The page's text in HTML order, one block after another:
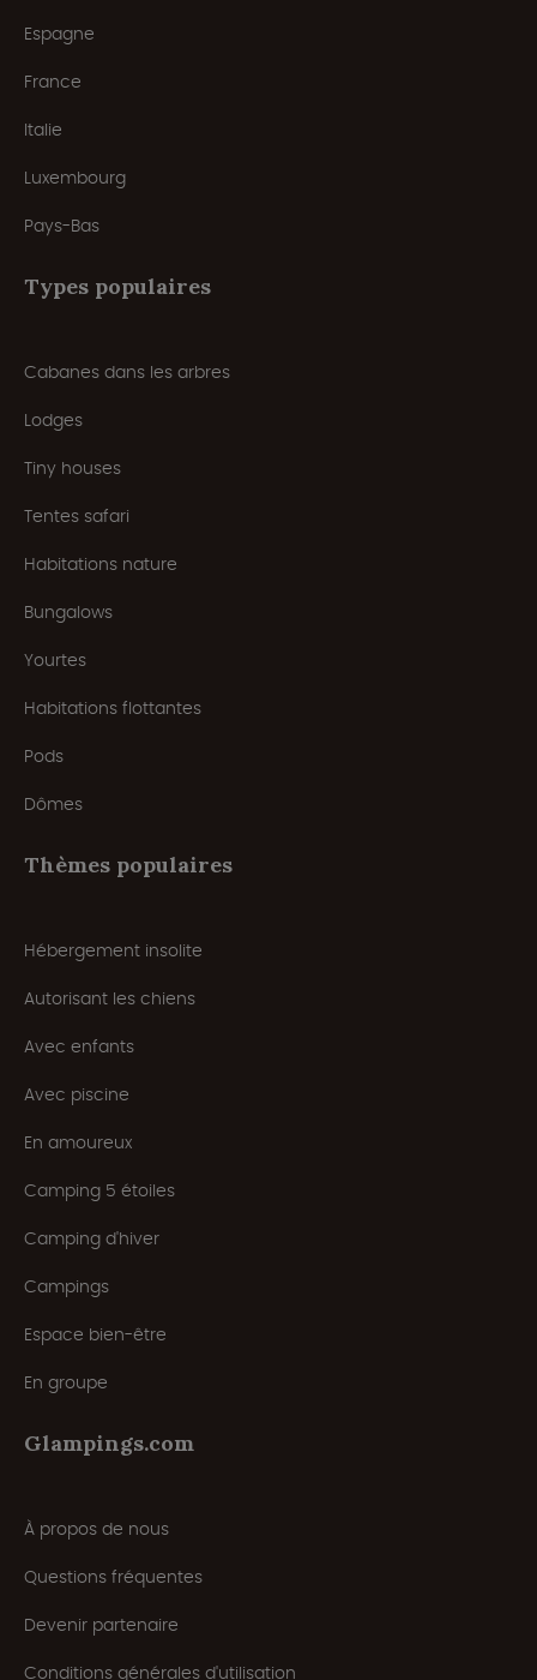
Espagne
France
Italie
Luxembourg
Pays-Bas
Types populaires
Cabanes dans les arbres
Lodges
Tiny houses
Tentes safari
Habitations nature
Bungalows
Yourtes
Habitations flottantes
Pods
Dômes
Thèmes populaires
Hébergement insolite
Autorisant les chiens
Avec enfants
Avec piscine
En amoureux
Camping 5 étoiles
Camping d'hiver
Campings
Espace bien-être
En groupe
Glampings.com
À propos de nous
Questions fréquentes
Devenir partenaire
Conditions générales d'utilisation